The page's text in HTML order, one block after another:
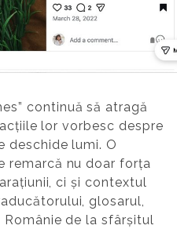
continuă să atragă
lor vorbesc despre
deschide lumi. O
remarcă nu doar forța
ci și contextul
glosarul,
de la sfârșitul